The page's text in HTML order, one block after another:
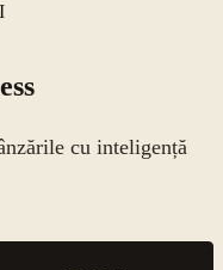
cu inteligență